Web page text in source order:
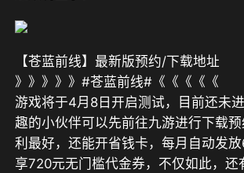
【苍蓝前线】最新版预约/下载地址
》》》》》#苍蓝前线#《《《《《
游戏将于4月8日开启测试，目前还未
趣的小伙伴可以先前往九游进行下载预
利最好，还能开省钱卡，每月自动发
享720元无门槛代金券，不仅如此，还